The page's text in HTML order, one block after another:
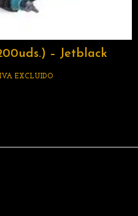
– Jetblack
IVA EXCLUIDO